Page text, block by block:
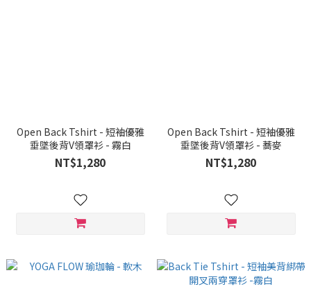
Open Back Tshirt - 短袖優雅
垂墜後背V領罩衫 - 霧白
NT$1,280
Open Back Tshirt - 短袖優雅
垂墜後背V領罩衫 - 蕎麥
NT$1,280